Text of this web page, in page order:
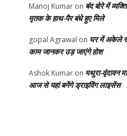
Manoj Kumar on बंद बोरे में
मृतक के हाथ-पैर बंधे हुए मिले
gopal Agrawal on घर में अकेले
काम जानकर उड़ जाएंगे होश
Ashok Kumar on मथुरा-वृंदावन
आज से यहां बनेंगे ड्राइविंग लाइसेंस